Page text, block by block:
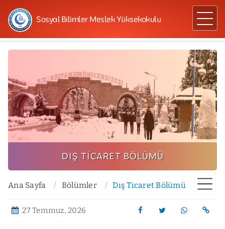
Sosyal Bilimler Meslek Yüksekokulu
DIŞ TICARET BÖLÜMÜ
Ana Sayfa Bölümler Dış Ticaret Bölümü
27 Temmuz, 2026